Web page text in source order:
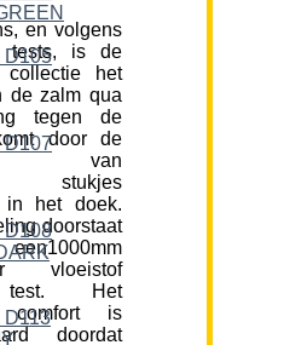
en volgens
tests, is de
collectie het
de zalm qua
tegen de
door de
van
stukjes
in het doek.
doorstaat
vloeistof
test. Het
comfort is
doordat